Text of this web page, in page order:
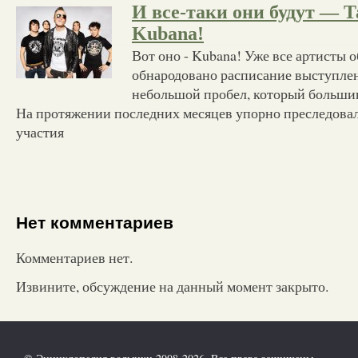
И все-таки они будут —
Kubana!
Вот оно - Kubana! Уже все артисты
обнародовано расписание
небольшой пробел, который
На протяжении последних месяцев упорно
участия
Нет комментариев
Комментариев нет.
Извините, обсуждение на данный момент закрыто.